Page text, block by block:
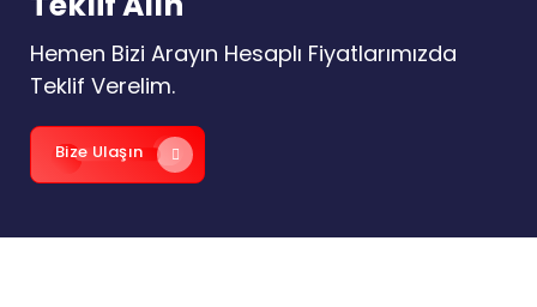
Hemen Bizi Arayın Hesaplı Fiyatlarımızda
Teklif Verelim.
Bize Ulaşın